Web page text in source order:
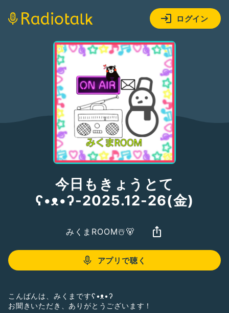
ログイン
今日もきょうとて
ʕ•ᴥ•ʔ-2025.12-26(金)
みくまROOM☃️🐻
アプリで聴く
こんばんは、みくまですʕ•ᴥ•ʔ
お聞きいただき、ありがとうございます！